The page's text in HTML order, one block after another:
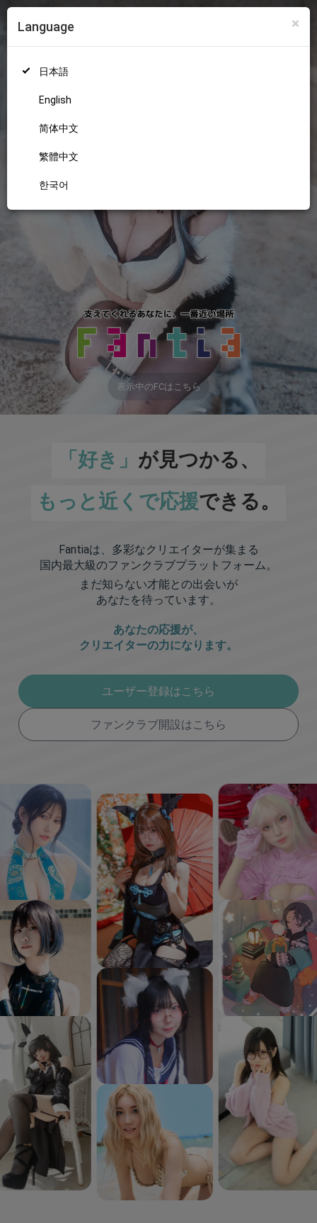
×
Language
日本語
English
简体中文
繁體中文
한국어
18+
表示中のFCはこちら
「好き」 が見つかる、
もっと近くで応援できる。
Fantiaは、多彩なクリエイターが集まる
国内最大級のファンクラブプラットフォーム。
まだ知らない才能との出会いが
あなたを待っています。
あなたの応援が、
クリエイターの力になります。
ユーザー登録はこちら
ファンクラブ開設はこちら